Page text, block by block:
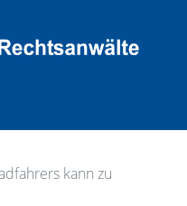
kann zu